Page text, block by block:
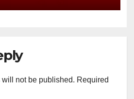
not be published. Required